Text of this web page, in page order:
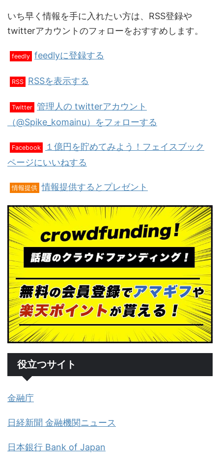
いち早く情報を手に入れたい方は、RSS登録や
twitterアカウントのフォローをおすすめします。
feedly feedlyに登録する
RSS RSSを表示する
Twitter 管理人の twitterアカウント
（@Spike_komainu）をフォローする
Facebook
１億円を貯めてみよう！フェイスブック
ページにいいねする
情報提供 情報提供するとプレゼント
役立つサイト
金融庁
日経新聞 金融機関ニュース
日本銀行 Bank of Japan